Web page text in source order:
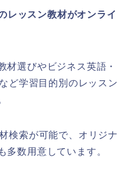
レッスン教材がオンライ
材選びやビジネス英語・
ど学習目的別のレッスン
検索が可能で、オリジナ
多数用意しています。